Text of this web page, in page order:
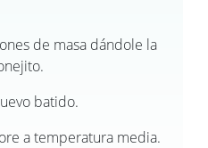
de masa dándole la
batido.
a temperatura media.